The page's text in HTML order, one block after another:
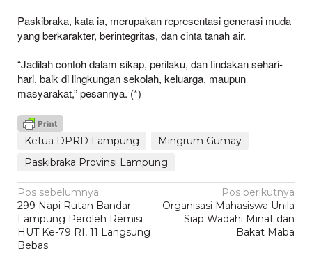
Paskibraka, kata ia, merupakan representasi generasi muda
yang berkarakter, berintegritas, dan cinta tanah air.
“Jadilah contoh dalam sikap, perilaku, dan tindakan sehari-
hari, baik di lingkungan sekolah, keluarga, maupun
masyarakat,” pesannya. (*)
Ketua DPRD Lampung
Mingrum Gumay
Paskibraka Provinsi Lampung
Navigasi
pos
Pos sebelumnya
299 Napi Rutan Bandar
Lampung Peroleh Remisi
HUT Ke-79 RI, 11 Langsung
Bebas
Pos berikutnya
Organisasi Mahasiswa Unila
Siap Wadahi Minat dan
Bakat Maba